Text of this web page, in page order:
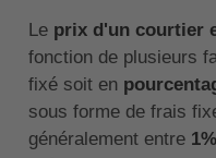
Le prix d'un courtier
fonction de plusieurs
fixé soit en
sous forme de frais
généralement entre